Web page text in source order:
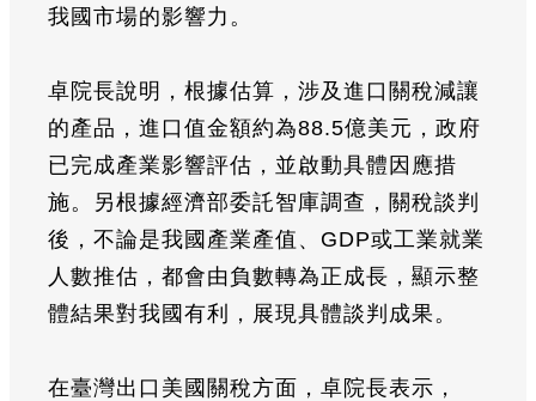
我國市場的影響力。
卓院長說明，根據估算，涉及進口關稅減讓
的產品，進口值金額約為88.5億美元，政府
已完成產業影響評估，並啟動具體因應措
施。另根據經濟部委託智庫調查，關稅談判
後，不論是我國產業產值、GDP或工業就業
人數推估，都會由負數轉為正成長，顯示整
體結果對我國有利，展現具體談判成果。
在臺灣出口美國關稅方面，卓院長表示，